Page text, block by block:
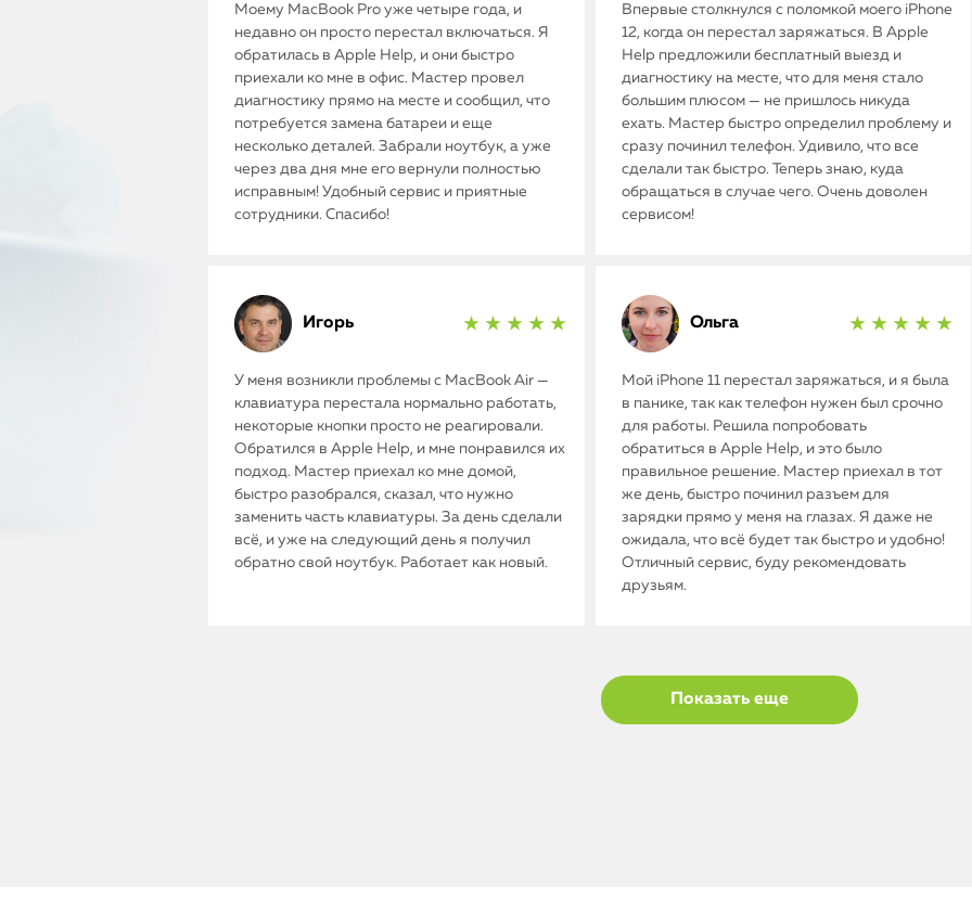
Моему MacBook Pro уже четыре года, и
недавно он просто перестал включаться. Я
обратилась в Apple Help, и они быстро
приехали ко мне в офис. Мастер провел
диагностику прямо на месте и сообщил, что
потребуется замена батареи и еще
несколько деталей. Забрали ноутбук, а уже
через два дня мне его вернули полностью
исправным! Удобный сервис и приятные
сотрудники. Спасибо!
Впервые столкнулся с поломкой моего iPhone
12, когда он перестал заряжаться. В Apple
Help предложили бесплатный выезд и
диагностику на месте, что для меня стало
большим плюсом — не пришлось никуда
ехать. Мастер быстро определил проблему и
сразу починил телефон. Удивило, что все
сделали так быстро. Теперь знаю, куда
обращаться в случае чего. Очень доволен
сервисом!
Игорь ★ ★ ★ ★ ★
У меня возникли проблемы с MacBook Air —
клавиатура перестала нормально работать,
некоторые кнопки просто не реагировали.
Обратился в Apple Help, и мне понравился их
подход. Мастер приехал ко мне домой,
быстро разобрался, сказал, что нужно
заменить часть клавиатуры. За день сделали
всё, и уже на следующий день я получил
обратно свой ноутбук. Работает как новый.
Ольга ★ ★ ★ ★ ★
Мой iPhone 11 перестал заряжаться, и я была
в панике, так как телефон нужен был срочно
для работы. Решила попробовать
обратиться в Apple Help, и это было
правильное решение. Мастер приехал в тот
же день, быстро починил разъем для
зарядки прямо у меня на глазах. Я даже не
ожидала, что всё будет так быстро и удобно!
Отличный сервис, буду рекомендовать
друзьям.
Показать еще